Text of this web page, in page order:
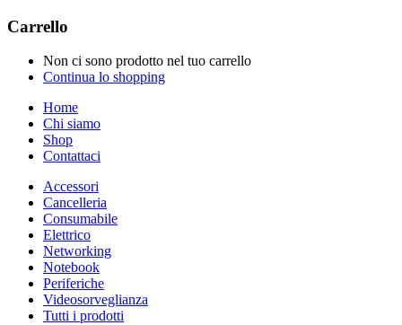
Carrello
Non ci sono prodotto nel tuo carrello
Continua lo shopping
Home
Chi siamo
Shop
Contattaci
Accessori
Cancelleria
Consumabile
Elettrico
Networking
Notebook
Periferiche
Videosorveglianza
Tutti i prodotti